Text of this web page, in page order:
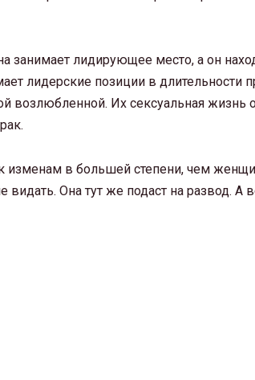
занимает лидирующее место, а он
лидерские позиции в длительности
возлюбленной. Их сексуальная жизнь
изменам в большей степени, чем
Она тут же подаст на развод. А